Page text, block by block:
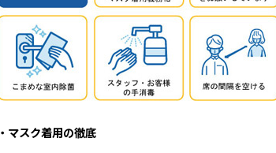
・マスク着用の徹底